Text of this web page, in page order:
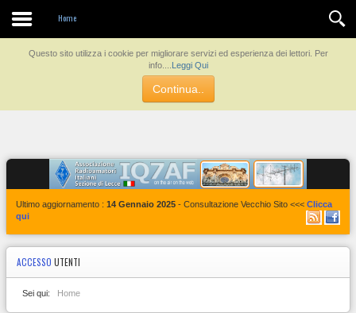
Questo sito utilizza i cookie per migliorare servizi ed esperienza dei lettori. Per
info....
Leggi Qui
Continua..
Home
Contatti
Ultimo aggiornamento : 14 Gennaio 2025 - Consultazione Vecchio Sito <<< Clicca
qui
ACCESSO UTENTI
Sei qui: Home